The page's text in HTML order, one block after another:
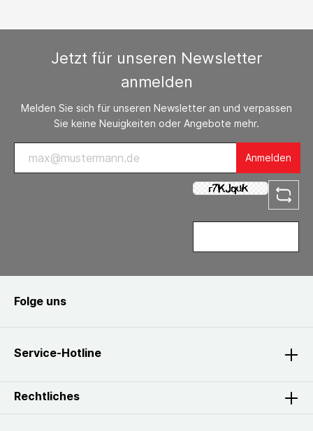
Jetzt für unseren Newsletter
anmelden
Melden Sie sich für unseren Newsletter an und verpassen
Sie keine Neuigkeiten oder Angebote mehr.
Anmelden
Service-Hotline
Folge uns
Rechtliches